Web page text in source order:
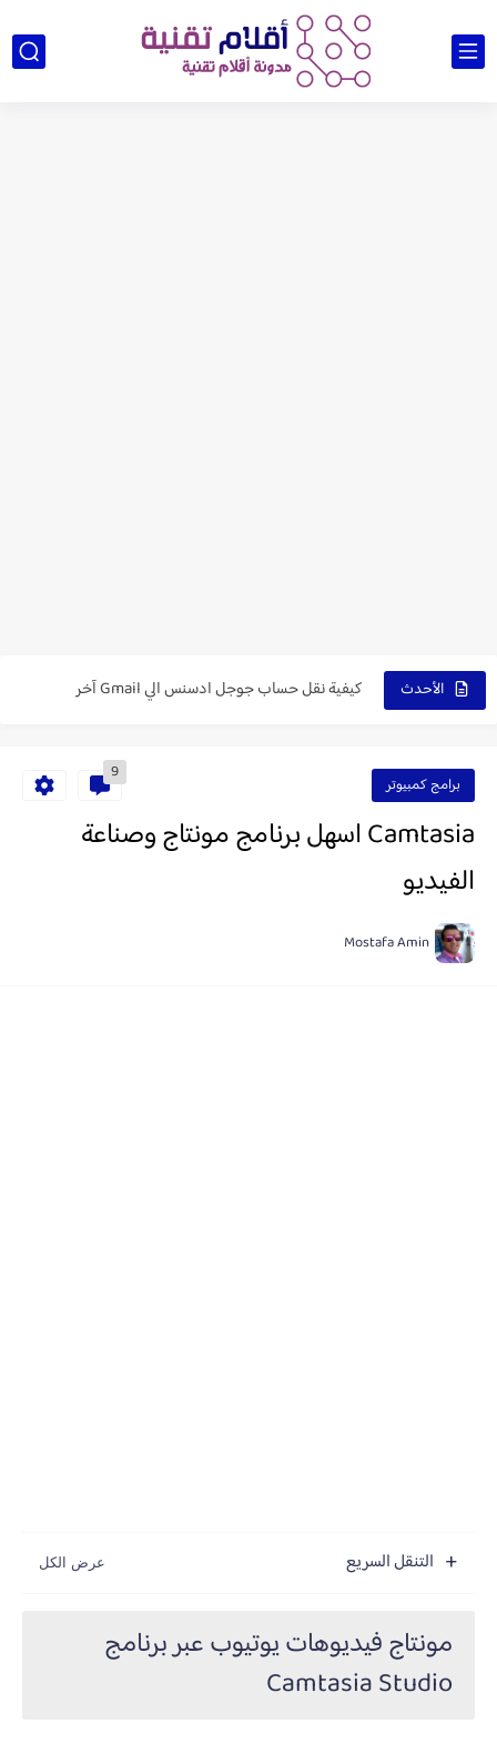
الأحدث
كيفية نقل حساب جوجل ادسنس الي Gmail آخر
الحل النهائي لـ ربط موقعك مع جوجل ادسنس
برامج كمبيوتر
9
Camtasia اسهل برنامج مونتاج وصناعة
الفيديو
Mostafa Amin
التنقل السريع
مونتاج فيديوهات يوتيوب عبر برنامج
Camtasia Studio